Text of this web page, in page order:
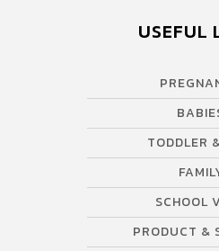
USEFUL
TODDLER
SCHOOL
PRODUCT &